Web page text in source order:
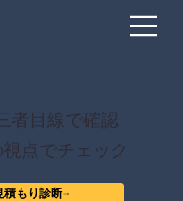
者目線で確認
点でチェック
積もり診断